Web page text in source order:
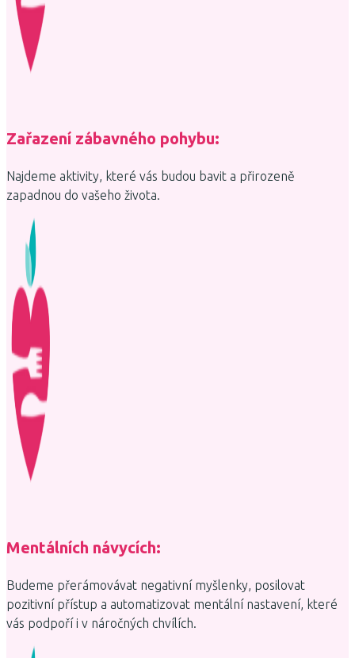
Zařazení zábavného pohybu:
Najdeme aktivity, které vás budou bavit a přirozeně
zapadnou do vašeho života.
Mentálních návycích:
Budeme přerámovávat negativní myšlenky, posilovat
pozitivní přístup a automatizovat mentální nastavení, které
vás podpoří i v náročných chvílích.